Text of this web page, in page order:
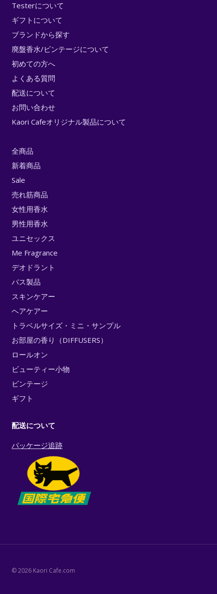
Testerについて
ギフトについて
ブランドから探す
廃盤香水/ビンテージについて
初めての方へ
よくある質問
配送について
お問い合わせ
Kaori Cafeオリジナル製品について
全商品
新着商品
Sale
売れ筋商品
女性用香水
男性用香水
ユニセックス
Me Fragrance
デオドラント
バス製品
スキンケアー
ヘアケアー
トラベルサイズ・ミニ・サンプル
お部屋の香り（DIFFUSERS）
ロールオン
ビューティー小物
ビンテージ
ギフト
配送について
パッケージ追跡
© 2026 Kaori Cafe.com